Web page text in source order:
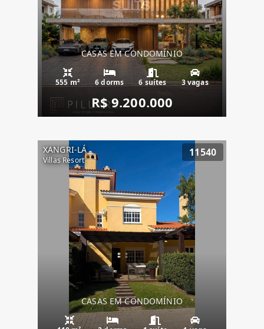
CASAS EM CONDOMÍNIO
555 m² 6 dorms 6 suítes 3 vagas
R$ 9.200.000
XANGRI-LÁ
Villas Resort
11540
CASAS EM CONDOMÍNIO